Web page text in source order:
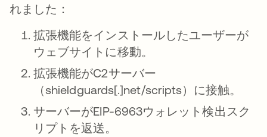
れました：
拡張機能をインストールしたユーザーが
ウェブサイトに移動。
拡張機能がC2サーバー
（shieldguards[.]net/scripts）に接触。
サーバーがEIP-6963ウォレット検出スク
リプトを返送。